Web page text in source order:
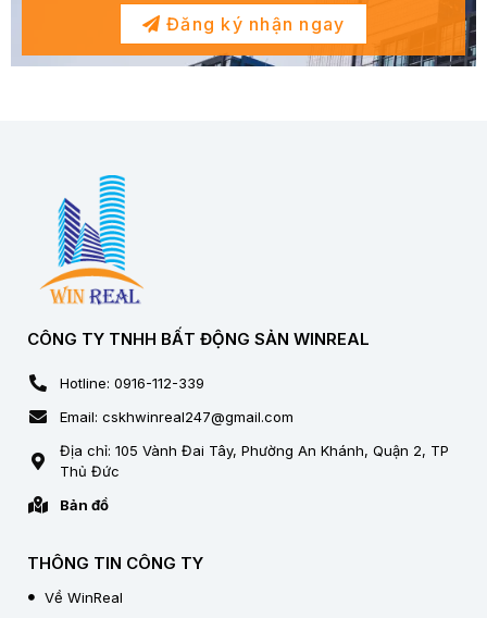
Đăng ký nhận ngay
CÔNG TY TNHH BẤT ĐỘNG SẢN WINREAL
Hotline: 0916-112-339
Email: cskhwinreal247@gmail.com
Địa chỉ: 105 Vành Đai Tây, Phường An Khánh, Quận 2, TP
Thủ Đức
Bản đồ
THÔNG TIN CÔNG TY
Về WinReal